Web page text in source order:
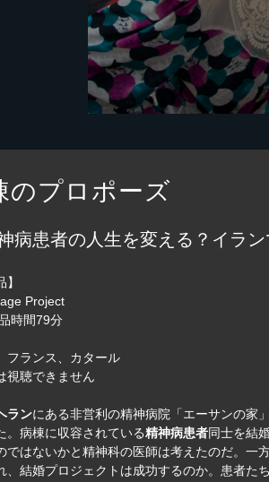
のプロポーズ
病患者の人生を変える？イラ
Project
時間79分
フランス、カタール
視聴できません
ランにある非営利の精神病院「エーサンの家
。病棟に収容されている精神病患者同士を結
ではないかと精神科の医師は考えたのだ。一
、結婚プロジェクトは成功するのか。患者た